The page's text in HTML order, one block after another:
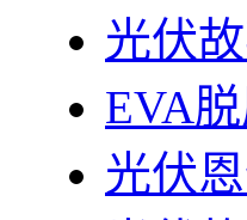
光伏
EVA
光伏